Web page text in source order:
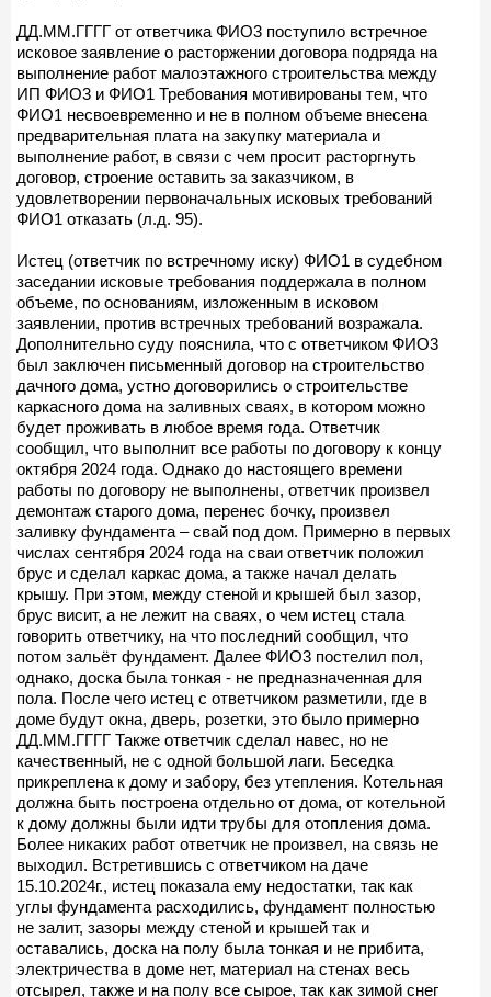
ДД.ММ.ГГГГ от ответчика ФИО3 поступило встречное
исковое заявление о расторжении договора подряда на
выполнение работ малоэтажного строительства между
ИП ФИО3 и ФИО1 Требования мотивированы тем, что
ФИО1 несвоевременно и не в полном объеме внесена
предварительная плата на закупку материала и
выполнение работ, в связи с чем просит расторгнуть
договор, строение оставить за заказчиком, в
удовлетворении первоначальных исковых требований
ФИО1 отказать (л.д. 95).
Истец (ответчик по встречному иску) ФИО1 в судебном
заседании исковые требования поддержала в полном
объеме, по основаниям, изложенным в исковом
заявлении, против встречных требований возражала.
Дополнительно суду пояснила, что с ответчиком ФИО3
был заключен письменный договор на строительство
дачного дома, устно договорились о строительстве
каркасного дома на заливных сваях, в котором можно
будет проживать в любое время года. Ответчик
сообщил, что выполнит все работы по договору к концу
октября 2024 года. Однако до настоящего времени
работы по договору не выполнены, ответчик произвел
демонтаж старого дома, перенес бочку, произвел
заливку фундамента – свай под дом. Примерно в первых
числах сентября 2024 года на сваи ответчик положил
брус и сделал каркас дома, а также начал делать
крышу. При этом, между стеной и крышей был зазор,
брус висит, а не лежит на сваях, о чем истец стала
говорить ответчику, на что последний сообщил, что
потом зальёт фундамент. Далее ФИО3 постелил пол,
однако, доска была тонкая - не предназначенная для
пола. После чего истец с ответчиком разметили, где в
доме будут окна, дверь, розетки, это было примерно
ДД.ММ.ГГГГ Также ответчик сделал навес, но не
качественный, не с одной большой лаги. Беседка
прикреплена к дому и забору, без утепления. Котельная
должна быть построена отдельно от дома, от котельной
к дому должны были идти трубы для отопления дома.
Более никаких работ ответчик не произвел, на связь не
выходил. Встретившись с ответчиком на даче
15.10.2024г., истец показала ему недостатки, так как
углы фундамента расходились, фундамент полностью
не залит, зазоры между стеной и крышей так и
оставались, доска на полу была тонкая и не прибита,
электричества в доме нет, материал на стенах весь
отсырел, также и на полу все сырое, так как зимой снег